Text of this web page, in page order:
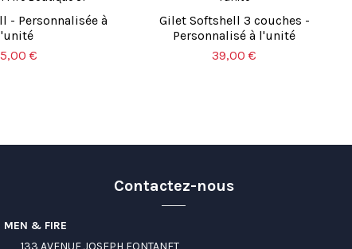
- Personnalisée à
€
Gilet Softshell 3 couches -
Personnalisé à l'unité
39,00 €
Contactez-nous
MEN & FIRE
133 AVENUE JOSEPH FONTANET